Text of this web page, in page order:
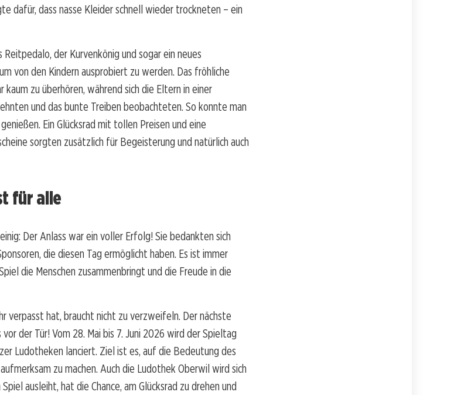
dafür, dass nasse Kleider schnell wieder trockneten – ein
der Kurvenkönig und sogar ein neues
von den Kindern ausprobiert zu werden. Das fröhliche
kaum zu überhören, während sich die Eltern in einer
und das bunte Treiben beobachteten. So konnte man
Ein Glücksrad mit tollen Preisen und eine
sorgten zusätzlich für Begeisterung und natürlich auch
für alle
Der Anlass war ein voller Erfolg! Sie bedankten sich
die diesen Tag ermöglicht haben. Es ist immer
die Menschen zusammenbringt und die Freude in die
verpasst hat, braucht nicht zu verzweifeln. Der nächste
der Tür! Vom 28. Mai bis 7. Juni 2026 wird der Spieltag
Ludotheken lanciert. Ziel ist es, auf die Bedeutung des
zu machen. Auch die Ludothek Oberwil wird sich
ausleiht, hat die Chance, am Glücksrad zu drehen und